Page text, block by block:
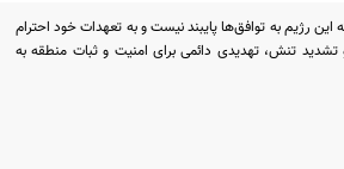
رژیم به توافق‌ها پایبند نیست و به تعهدات خود احترام
تشدید تنش، تهدیدی دائمی برای امنیت و ثبات منطقه به